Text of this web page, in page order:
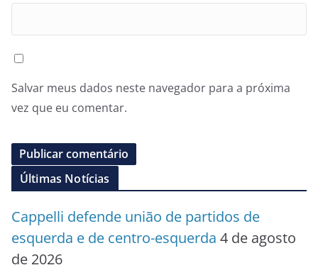
Salvar meus dados neste navegador para a próxima
vez que eu comentar.
Últimas Notícias
Cappelli defende união de partidos de
esquerda e de centro-esquerda 4 de agosto
de 2026